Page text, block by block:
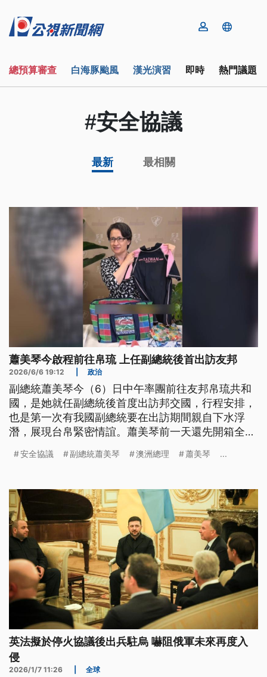
總預算審查 白海豚颱風 漢光演習 即時 熱門議題
#安全協議
最新 最相關
蕭美琴今啟程前往帛琉 上任副總統後首出訪友邦
2026/6/6 19:12 政治
副總統蕭美琴今（6）日中午率團前往友邦帛琉共和
國，是她就任副總統後首度出訪邦交國，行程安排，
也是第一次有我國副總統要在出訪期間親自下水浮
潛，展現台帛緊密情誼。蕭美琴前一天還先開箱全套
安全協議 副總統蕭美琴 澳洲總理 蕭美琴 ...
英法擬於停火協議後出兵駐烏 嚇阻俄軍未來再度入
侵
2026/1/7 11:26 全球